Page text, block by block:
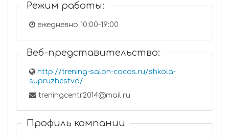
Режим работы:
ежедневно 10:00-19:00
Веб-представительство:
http://trening-salon-cocos.ru/shkola-
supruzhestva/
treningcentr2014@mail.ru
Профиль компании